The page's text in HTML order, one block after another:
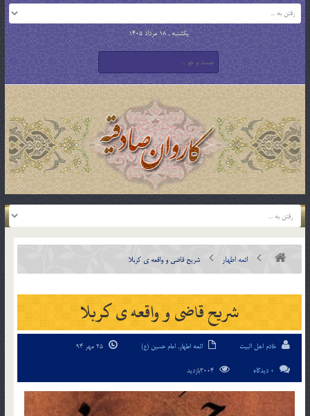
یکشنبه , 18 مرداد 1405
ائمه اطهار شریح قاضی و واقعه ی کربلا
شریح قاضی و واقعه ی کربلا
خادم اهل البیت ائمه اطهار, امام حسین (ع)
0 دیدگاه